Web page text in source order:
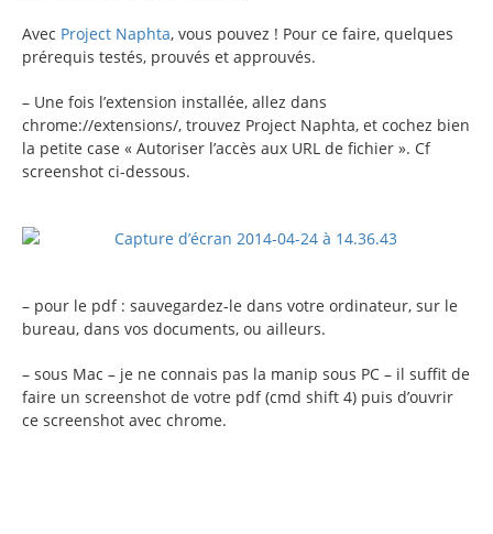
Avec Project Naphta, vous pouvez ! Pour ce faire, quelques
prérequis testés, prouvés et approuvés.
– Une fois l’extension installée, allez dans
chrome://extensions/, trouvez Project Naphta, et cochez bien
la petite case « Autoriser l’accès aux URL de fichier ». Cf
screenshot ci-dessous.
– pour le pdf : sauvegardez-le dans votre ordinateur, sur le
bureau, dans vos documents, ou ailleurs.
– sous Mac – je ne connais pas la manip sous PC – il suffit de
faire un screenshot de votre pdf (cmd shift 4) puis d’ouvrir
ce screenshot avec chrome.